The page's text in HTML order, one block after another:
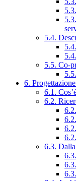
5.4.
5.5. Co-
6.
6.1.
6.2.
6.3.